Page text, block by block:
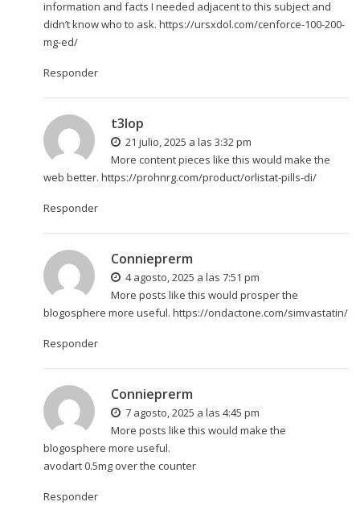
information and facts I needed adjacent to this subject and
didn’t know who to ask. https://ursxdol.com/cenforce-100-200-
mg-ed/
Responder
t3lop
21 julio, 2025 a las 3:32 pm
More content pieces like this would make the
web better. https://prohnrg.com/product/orlistat-pills-di/
Responder
Connieprerm
4 agosto, 2025 a las 7:51 pm
More posts like this would prosper the
blogosphere more useful. https://ondactone.com/simvastatin/
Responder
Connieprerm
7 agosto, 2025 a las 4:45 pm
More posts like this would make the
blogosphere more useful.
avodart 0.5mg over the counter
Responder